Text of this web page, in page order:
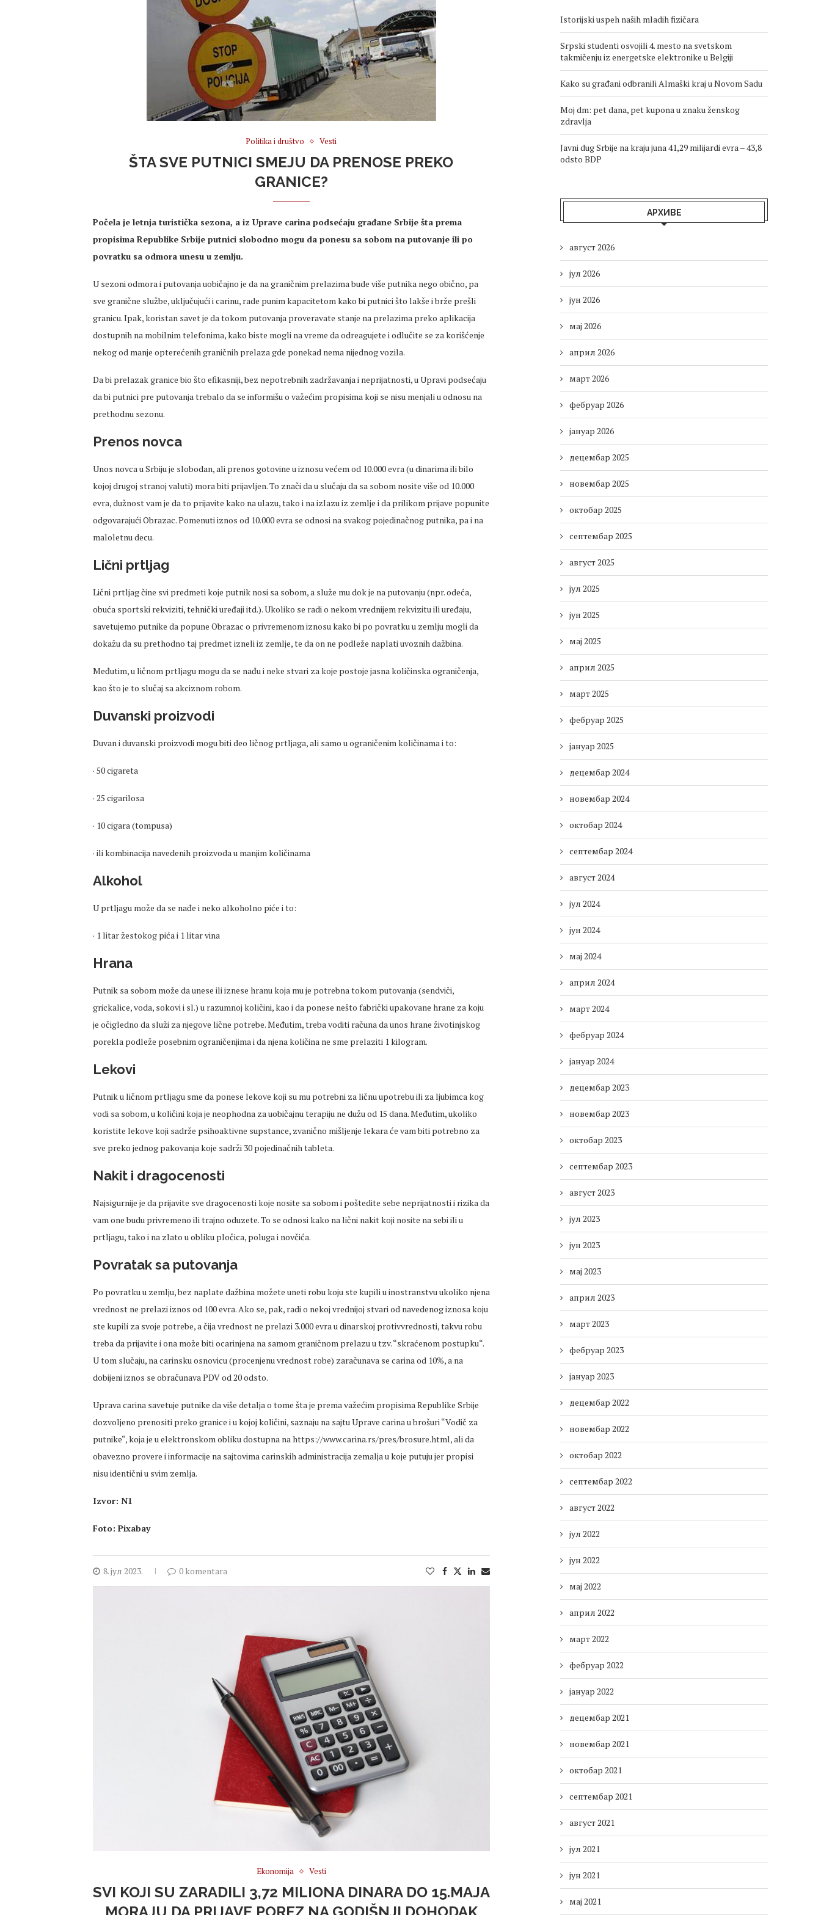
Politika i društvo Vesti
ŠTA SVE PUTNICI SMEJU DA PRENOSE PREKO
GRANICE?
Počela je letnja turistička sezona, a iz Uprave carina podsećaju građane Srbije šta prema
propisima Republike Srbije putnici slobodno mogu da ponesu sa sobom na putovanje ili po
povratku sa odmora unesu u zemlju.
U sezoni odmora i putovanja uobičajno je da na graničnim prelazima bude više putnika nego obično, pa
sve granične službe, uključujući i carinu, rade punim kapacitetom kako bi putnici što lakše i brže prešli
granicu. Ipak, koristan savet je da tokom putovanja proveravate stanje na prelazima preko aplikacija
dostupnih na mobilnim telefonima, kako biste mogli na vreme da odreagujete i odlučite se za korišćenje
nekog od manje opterećenih graničnih prelaza gde ponekad nema nijednog vozila.
Da bi prelazak granice bio što efikasniji, bez nepotrebnih zadržavanja i neprijatnosti, u Upravi podsećaju
da bi putnici pre putovanja trebalo da se informišu o važećim propisima koji se nisu menjali u odnosu na
prethodnu sezonu.
Prenos novca
Unos novca u Srbiju je slobodan, ali prenos gotovine u iznosu većem od 10.000 evra (u dinarima ili bilo
kojoj drugoj stranoj valuti) mora biti prijavljen. To znači da u slučaju da sa sobom nosite više od 10.000
evra, dužnost vam je da to prijavite kako na ulazu, tako i na izlazu iz zemlje i da prilikom prijave popunite
odgovarajući Obrazac. Pomenuti iznos od 10.000 evra se odnosi na svakog pojedinačnog putnika, pa i na
maloletnu decu.
Lični prtljag
Lični prtljag čine svi predmeti koje putnik nosi sa sobom, a služe mu dok je na putovanju (npr. odeća,
obuća sportski rekviziti, tehnički uređaji itd.). Ukoliko se radi o nekom vrednijem rekvizitu ili uređaju,
savetujemo putnike da popune Obrazac o privremenom iznosu kako bi po povratku u zemlju mogli da
dokažu da su prethodno taj predmet izneli iz zemlje, te da on ne podleže naplati uvoznih dažbina.
Međutim, u ličnom prtljagu mogu da se nađu i neke stvari za koje postoje jasna količinska ograničenja,
kao što je to slučaj sa akciznom robom.
Duvanski proizvodi
Duvan i duvanski proizvodi mogu biti deo ličnog prtljaga, ali samo u ograničenim količinama i to:
· 50 cigareta
· 25 cigarilosa
· 10 cigara (tompusa)
· ili kombinacija navedenih proizvoda u manjim količinama
Alkohol
U prtljagu može da se nađe i neko alkoholno piće i to:
· 1 litar žestokog pića i 1 litar vina
Hrana
Putnik sa sobom može da unese ili iznese hranu koja mu je potrebna tokom putovanja (sendviči,
grickalice, voda, sokovi i sl.) u razumnoj količini, kao i da ponese nešto fabrički upakovane hrane za koju
je očigledno da služi za njegove lične potrebe. Međutim, treba voditi računa da unos hrane životinjskog
porekla podleže posebnim ograničenjima i da njena količina ne sme prelaziti 1 kilogram.
Lekovi
Putnik u ličnom prtljagu sme da ponese lekove koji su mu potrebni za ličnu upotrebu ili za ljubimca kog
vodi sa sobom, u količini koja je neophodna za uobičajnu terapiju ne dužu od 15 dana. Međutim, ukoliko
koristite lekove koji sadrže psihoaktivne supstance, zvanično mišljenje lekara će vam biti potrebno za
sve preko jednog pakovanja koje sadrži 30 pojedinačnih tableta.
Nakit i dragocenosti
Najsigurnije je da prijavite sve dragocenosti koje nosite sa sobom i poštedite sebe neprijatnosti i rizika da
vam one budu privremeno ili trajno oduzete. To se odnosi kako na lični nakit koji nosite na sebi ili u
prtljagu, tako i na zlato u obliku pločica, poluga i novčića.
Povratak sa putovanja
Po povratku u zemlju, bez naplate dažbina možete uneti robu koju ste kupili u inostranstvu ukoliko njena
vrednost ne prelazi iznos od 100 evra. Ako se, pak, radi o nekoj vrednijoj stvari od navedenog iznosa koju
ste kupili za svoje potrebe, a čija vrednost ne prelazi 3.000 evra u dinarskoj protivvrednosti, takvu robu
treba da prijavite i ona može biti ocarinjena na samom graničnom prelazu u tzv. “skraćenom postupku“.
U tom slučaju, na carinsku osnovicu (procenjenu vrednost robe) zaračunava se carina od 10%, a na
dobijeni iznos se obračunava PDV od 20 odsto.
Uprava carina savetuje putnike da više detalja o tome šta je prema važećim propisima Republike Srbije
dozvoljeno prenositi preko granice i u kojoj količini, saznaju na sajtu Uprave carina u brošuri “Vodič za
putnike“, koja je u elektronskom obliku dostupna na https://www.carina.rs/pres/brosure.html, ali da
obavezno provere i informacije na sajtovima carinskih administracija zemalja u koje putuju jer propisi
nisu identični u svim zemlja.
Izvor: N1
Foto: Pixabay
8. јул 2023. 0 komentara
Ekonomija Vesti
SVI KOJI SU ZARADILI 3,72 MILIONA DINARA DO 15.MAJA
Istorijski uspeh naših mladih fizičara
Srpski studenti osvojili 4. mesto na svetskom
takmičenju iz energetske elektronike u Belgiji
Kako su građani odbranili Almaški kraj u Novom Sadu
Moj dm: pet dana, pet kupona u znaku ženskog
zdravlja
Javni dug Srbije na kraju juna 41,29 milijardi evra – 43,8
odsto BDP
АРХИВЕ
август 2026
јул 2026
јун 2026
мај 2026
април 2026
март 2026
фебруар 2026
јануар 2026
децембар 2025
новембар 2025
октобар 2025
септембар 2025
август 2025
јул 2025
јун 2025
мај 2025
април 2025
март 2025
фебруар 2025
јануар 2025
децембар 2024
новембар 2024
октобар 2024
септембар 2024
август 2024
јул 2024
јун 2024
мај 2024
април 2024
март 2024
фебруар 2024
јануар 2024
децембар 2023
новембар 2023
октобар 2023
септембар 2023
август 2023
јул 2023
јун 2023
мај 2023
април 2023
март 2023
фебруар 2023
јануар 2023
децембар 2022
новембар 2022
октобар 2022
септембар 2022
август 2022
јул 2022
јун 2022
мај 2022
април 2022
март 2022
фебруар 2022
јануар 2022
децембар 2021
новембар 2021
октобар 2021
септембар 2021
август 2021
јул 2021
јун 2021
мај 2021